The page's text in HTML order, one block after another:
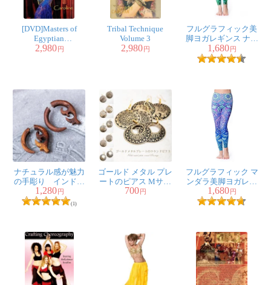
[DVD]Masters of
Egyptian
Choreography Vol.10 -
2,980円
Tribal Technique
Volume 3
2,980円
フルグラフィック美
脚ヨガレギンス ナチ
ュラル＆フラワー系 -
トロピカルリーフ
1,680円
ナチュラル感が魅力
の手彫り インドの
木製トライバルピア
ス〔フェイクゲー
1,280 円
(1)
ゴールド メタル プレ
ートのピアス Mサイ
ズ
700 円
フルグラフィック マ
ンダラ美脚ヨガレギ
ンス - サイケデリック
マンダラ
1,680 円